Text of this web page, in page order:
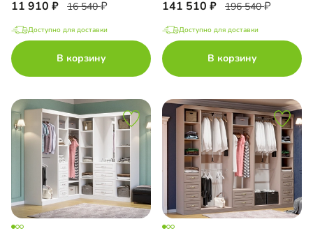
11 910 16 540
Доступно для доставки
В корзину
141 510 196 540
Доступно для доставки
В корзину